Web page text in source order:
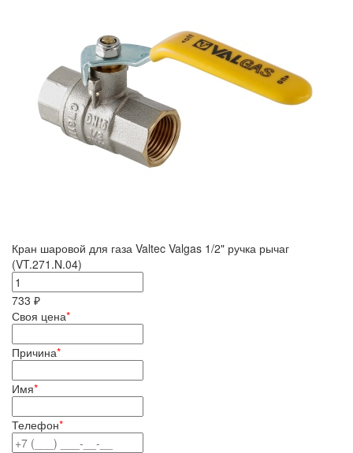
Кран шаровой для газа Valtec Valgas 1/2" ручка рычаг
(VT.271.N.04)
733 ₽
Своя цена*
Причина*
Имя*
Телефон*